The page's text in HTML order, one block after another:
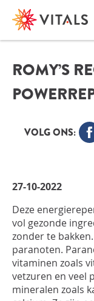
HEB JE
We staan elke dag
helpen, neem dan
ons op:
ROMY’S
VOLG ONS:
27-10-2022
Deze
vol gezonde
zonder te
paranoten.
vitaminen zoals
vetzuren en veel
mineralen zoals